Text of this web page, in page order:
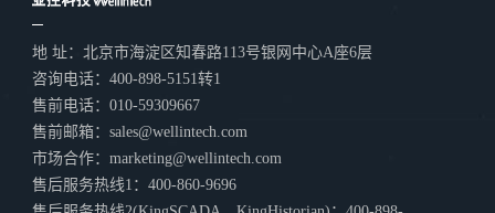
地 址：北京市海淀区知春路113号银网中心A座6层
咨询电话：400-898-5151转1
售前电话：010-59309667
售前邮箱：sales@wellintech.com
市场合作：marketing@wellintech.com
售后服务热线1：400-860-9696